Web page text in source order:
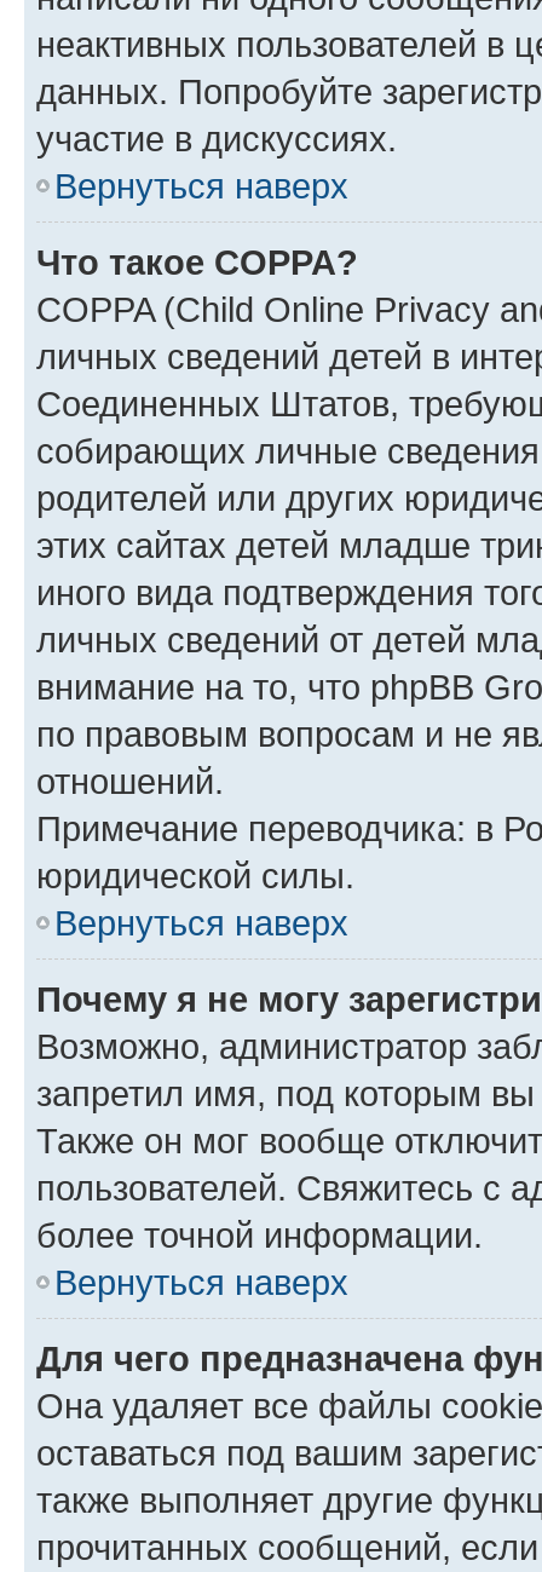
неактивных пользователей в
данных. Попробуйте
участие в дискуссиях.
Вернуться наверх
Что такое COPPA?
COPPA (Child Online Privacy
личных сведений детей в
Соединенных Штатов,
собирающих личные
родителей или других
этих сайтах детей младше
иного вида подтверждения
личных сведений от детей
внимание на то, что phpBB
по правовым вопросам и не
отношений.
Примечание переводчика: в
юридической силы.
Вернуться наверх
Почему я не могу
Возможно, администратор
запретил имя, под которым вы
Также он мог вообще
пользователей. Свяжитесь с
более точной информации.
Вернуться наверх
Для чего предназначена
Она удаляет все файлы
оставаться под вашим
также выполняет другие
прочитанных сообщений,